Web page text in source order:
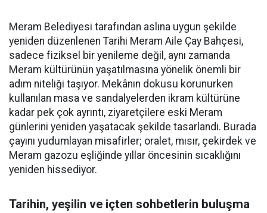
Meram Belediyesi tarafından aslına uygun şekilde
yeniden düzenlenen Tarihi Meram Aile Çay Bahçesi,
sadece fiziksel bir yenileme değil, aynı zamanda
Meram kültürünün yaşatılmasına yönelik önemli bir
adım niteliği taşıyor. Mekânın dokusu korunurken
kullanılan masa ve sandalyelerden ikram kültürüne
kadar pek çok ayrıntı, ziyaretçilere eski Meram
günlerini yeniden yaşatacak şekilde tasarlandı. Burada
çayını yudumlayan misafirler; oralet, mısır, çekirdek ve
Meram gazozu eşliğinde yıllar öncesinin sıcaklığını
yeniden hissediyor.
Tarihin, yeşilin ve içten sohbetlerin buluşma